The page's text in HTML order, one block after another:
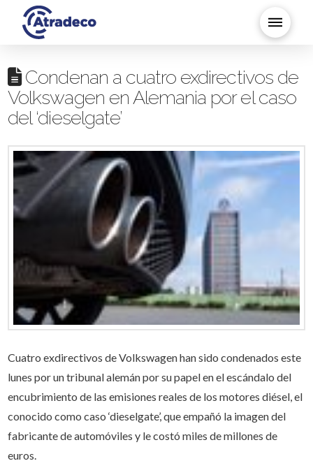
Condenan a cuatro exdirectivos de
Volkswagen en Alemania por el caso
del ‘dieselgate’
Cuatro exdirectivos de Volkswagen han sido condenados este
lunes por un tribunal alemán por su papel en el escándalo del
encubrimiento de las emisiones reales de los motores diésel, el
conocido como caso ‘dieselgate’, que empañó la imagen del
fabricante de automóviles y le costó miles de millones de
euros.